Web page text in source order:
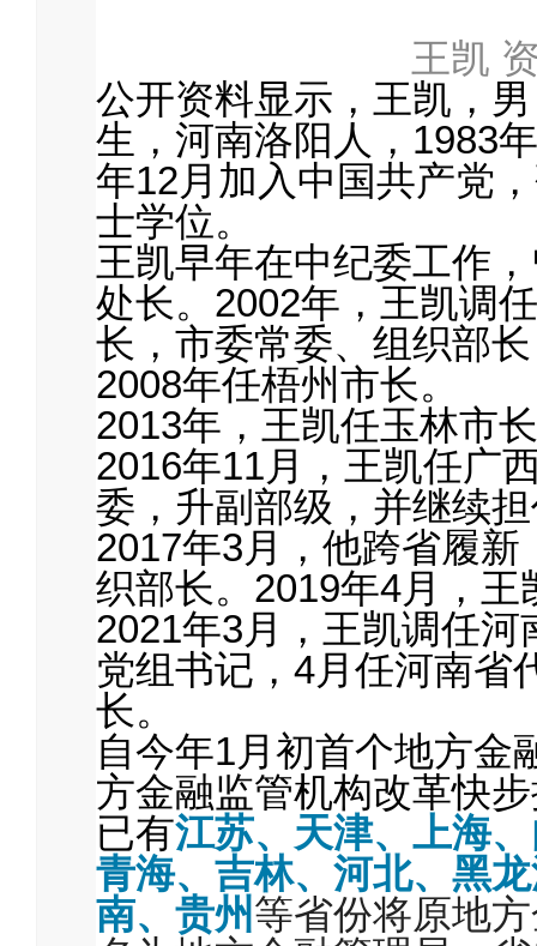
王凯
公开资料显示，王凯，
生，河南洛阳人，1983
年12月加入中国共产党
士学位。
王凯早年在中纪委工作
处长。2002年，王凯调
长，市委常委、组织部
2008年任梧州市长。
2013年，王凯任玉林市
2016年11月，王凯任广
委，升副部级，并继续
2017年3月，他跨省履
织部长。2019年4月，
2021年3月，王凯调任
党组书记，4月任河南省
长。
自今年1月初首个地方金
方金融监管机构改革快
已有江苏、天津、上海
青海、吉林、河北、黑
南、贵州等省份将原地